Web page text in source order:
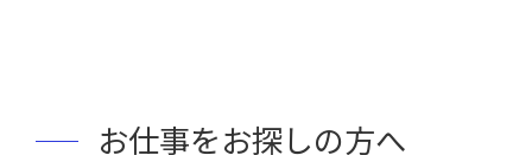
お仕事をお探しの方へ